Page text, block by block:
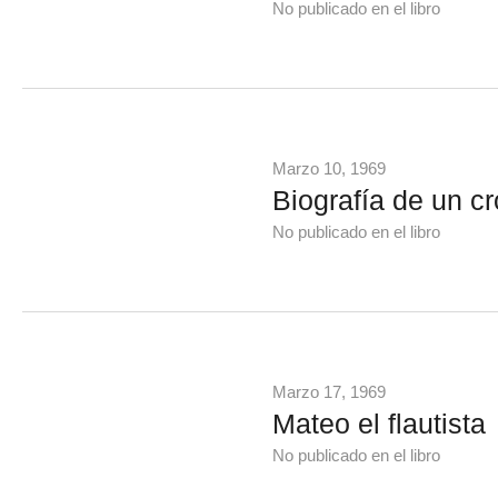
No publicado en el libro
Marzo 10, 1969
Biografía de un
No publicado en el libro
Marzo 17, 1969
Mateo el flautista
No publicado en el libro